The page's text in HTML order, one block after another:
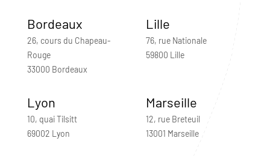
Bordeaux
26, cours du Chapeau-
Rouge
33000 Bordeaux
Lille
76, rue Nationale
59800 Lille
Lyon
10, quai Tilsitt
69002 Lyon
Marseille
12, rue Breteuil
13001 Marseille